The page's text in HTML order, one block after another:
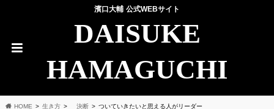
濱口大輔 公式WEBサイト
DAISUKE
HAMAGUCHI
HOME 生き方 決断 ついていきたいと思える人がリーダー